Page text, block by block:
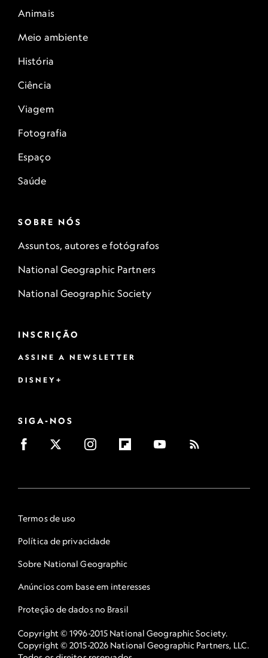
Animais
Meio ambiente
História
Ciência
Viagem
Fotografia
Espaço
Saúde
SOBRE NÓS
Assuntos, autores e fotógrafos
National Geographic Partners
National Geographic Society
INSCRIÇÃO
ASSINE A NEWSLETTER
DISNEY+
SIGA-NOS
Termos de uso
Política de privacidade
Sobre National Geographic
Anúncios com base em interesses
Proteção de dados no Brasil
Copyright © 1996-2015 National Geographic Society.
Copyright © 2015-2026 National Geographic Partners, LLC.